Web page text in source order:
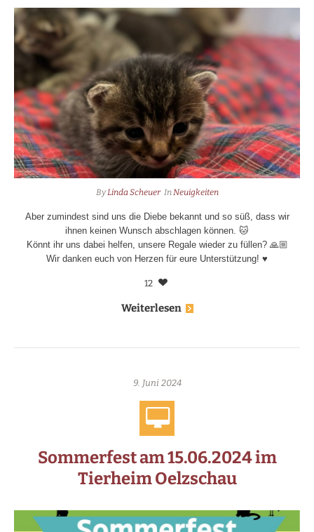
ByLinda Scheuer InNeuigkeiten
Aber zumindest sind uns die Diebe bekannt und so süß, dass wir
ihnen keinen Wunsch abschlagen können. 🐱
Könnt ihr uns dabei helfen, unsere Regale wieder zu füllen? 🙏🏼
Wir danken euch von Herzen für eure Unterstützung! ♥️
12
Weiterlesen
9. Juni 2024
Sommerfest am 15.06.2024 im
Tierheim Oelzschau